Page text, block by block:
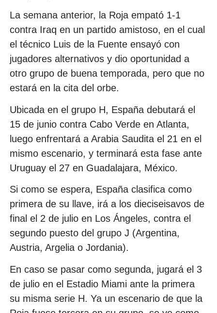
La semana anterior, la Roja empató 1-1
contra Iraq en un partido amistoso, en el cual
el técnico Luis de la Fuente ensayó con
jugadores alternativos y dio oportunidad a
otro grupo de buena temporada, pero que no
estará en la cita del orbe.
Ubicada en el grupo H, España debutará el
15 de junio contra Cabo Verde en Atlanta,
luego enfrentará a Arabia Saudita el 21 en el
mismo escenario, y terminará esta fase ante
Uruguay el 27 en Guadalajara, México.
Si como se espera, España clasifica como
primera de su llave, irá a los dieciseisavos de
final el 2 de julio en Los Ángeles, contra el
segundo puesto del grupo J (Argentina,
Austria, Argelia o Jordania).
En caso se pasar como segunda, jugará el 3
de julio en el Estadio Miami ante la primera
su misma serie H. Ya un escenario de que la